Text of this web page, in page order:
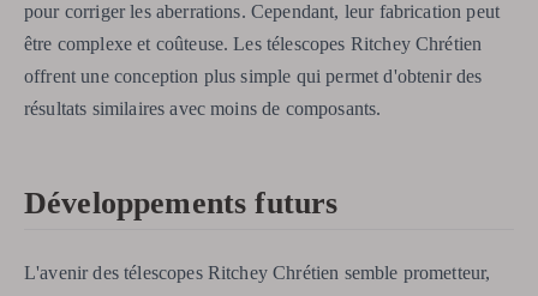
pour corriger les aberrations. Cependant, leur fabrication peut
être complexe et coûteuse. Les télescopes Ritchey Chrétien
offrent une conception plus simple qui permet d'obtenir des
résultats similaires avec moins de composants.
Développements futurs
L'avenir des télescopes Ritchey Chrétien semble prometteur,